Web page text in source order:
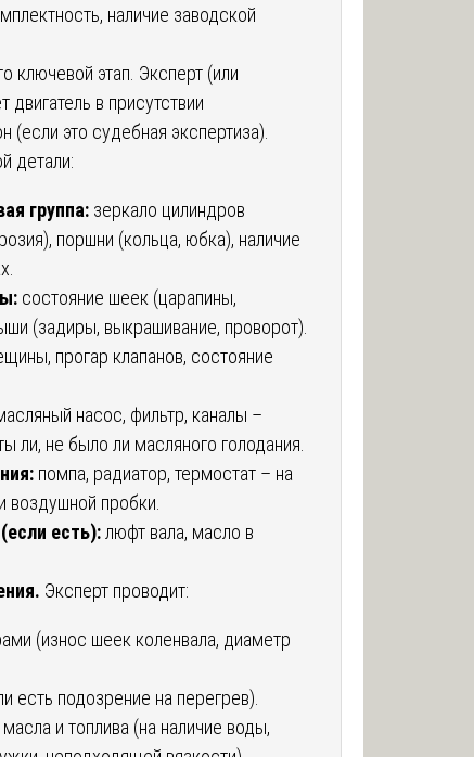
наличие заводской
ключевой этап. Эксперт (или
двигатель в присутствии
(если это судебная экспертиза).
детали:
группа: зеркало цилиндров
поршни (кольца, юбка), наличие
состояние шеек (царапины,
(задиры, выкрашивание, проворот).
прогар клапанов, состояние
насос, фильтр, каналы –
ли, не было ли масляного голодания.
помпа, радиатор, термостат – на
воздушной пробки.
есть): люфт вала, масло в
Эксперт проводит:
(износ шеек коленвала, диаметр
есть подозрение на перегрев).
и топлива (на наличие воды,